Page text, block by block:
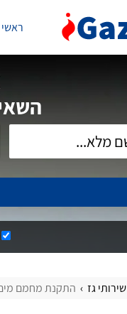
ראשי
שירותי גז התקנת מחמם